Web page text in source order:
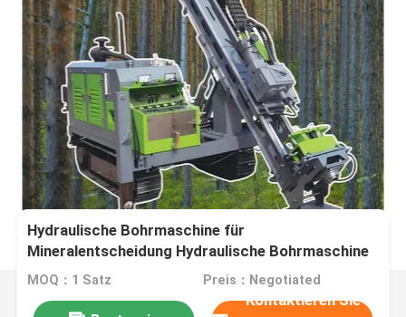
Hydraulische Bohrmaschine für
Mineralentscheidung Hydraulische Bohrmaschine
für geotechnische Vermessung
MOQ：1 Satz Preis：Negotiated
Kontaktieren Sie